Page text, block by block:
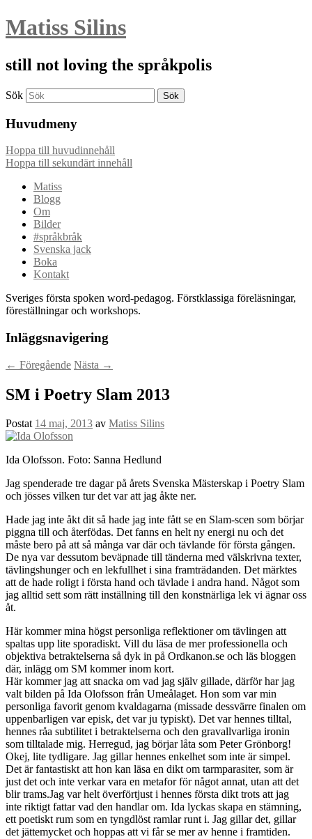
Matiss Silins
still not loving the språkpolis
Sök
Huvudmeny
Hoppa till huvudinnehåll
Hoppa till sekundärt innehåll
Matiss
Blogg
Om
Bilder
#språkbråk
Svenska jack
Boka
Kontakt
Sveriges första spoken word-pedagog. Förstklassiga föreläsningar,
föreställningar och workshops.
Inläggsnavigering
← Föregående Nästa →
SM i Poetry Slam 2013
Postat 14 maj, 2013 av Matiss Silins
Ida Olofsson. Foto: Sanna Hedlund
Jag spenderade tre dagar på årets Svenska Mästerskap i Poetry Slam
och jösses vilken tur det var att jag åkte ner.
Hade jag inte åkt dit så hade jag inte fått se en Slam-scen som börjar
piggna till och återfödas. Det fanns en helt ny energi nu och det
måste bero på att så många var där och tävlande för första gången.
De nya var dessutom beväpnade till tänderna med välskrivna texter,
tävlingshunger och en lekfullhet i sina framträdanden. Det märktes
att de hade roligt i första hand och tävlade i andra hand. Något som
jag alltid sett som rätt inställning till den konstnärliga lek vi ägnar oss
åt.
Här kommer mina högst personliga reflektioner om tävlingen att
spaltas upp lite sporadiskt. Vill du läsa de mer professionella och
objektiva betraktelserna så dyk in på Ordkanon.se och läs bloggen
där, inlägg om SM kommer inom kort.
Här kommer jag att snacka om vad jag själv gillade, därför har jag
valt bilden på Ida Olofsson från Umeålaget. Hon som var min
personliga favorit genom kvaldagarna (missade dessvärre finalen om
uppenbarligen var episk, det var ju typiskt). Det var hennes tilltal,
hennes råa subtilitet i betraktelserna och den gravallvarliga ironin
som tilltalade mig. Herregud, jag börjar låta som Peter Grönborg!
Okej, lite tydligare. Jag gillar hennes enkelhet som inte är simpel.
Det är fantastiskt att hon kan läsa en dikt om tarmparasiter, som är
just det och inte verkar vara en metafor för något annat, utan att det
blir trams.Jag var helt överförtjust i hennes första dikt trots att jag
inte riktigt fattar vad den handlar om. Ida lyckas skapa en stämning,
ett poetiskt rum som en tyngdlöst ramlar runt i. Jag gillar det, gillar
det jättemycket och hoppas att vi får se mer av henne i framtiden.